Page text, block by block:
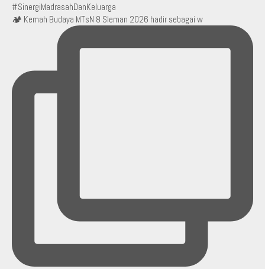
🏕️ Kemah Budaya MTsN 8 Sleman 2026 hadir sebagai w